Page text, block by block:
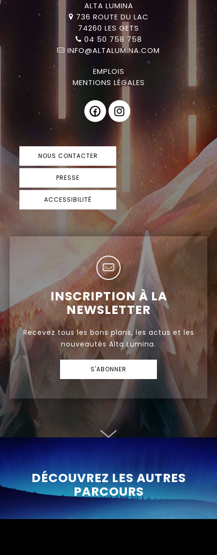
INSCRIPTION À LA
NEWSLETTER
Recevez tous les bons plans, les actus et les
nouveautés Alta Lumina.
S'ABONNER
ALTA LUMINA
736 ROUTE DU LAC
74260 LES GETS
04 50 758 758
INFO@ALTALUMINA.COM
EMPLOIS
MENTIONS LÉGALES
NOUS CONTACTER
PRESSE
ACCESSIBILITÉ
DÉCOUVREZ LES AUTRES
PARCOURS